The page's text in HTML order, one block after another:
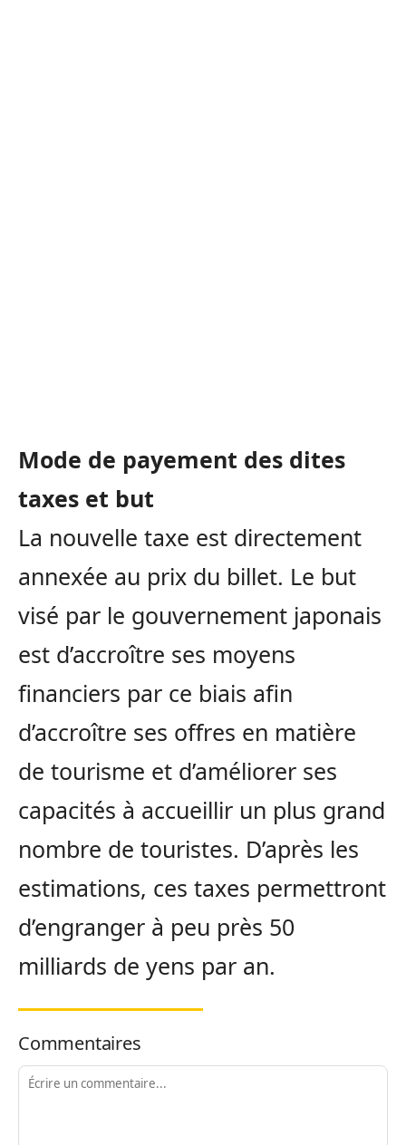
Mode de payement des dites
taxes et but
La nouvelle taxe est directement
annexée au prix du billet. Le but
visé par le gouvernement japonais
est d’accroître ses moyens
financiers par ce biais afin
d’accroître ses offres en matière
de tourisme et d’améliorer ses
capacités à accueillir un plus grand
nombre de touristes. D’après les
estimations, ces taxes permettront
d’engranger à peu près 50
milliards de yens par an.
Commentaires